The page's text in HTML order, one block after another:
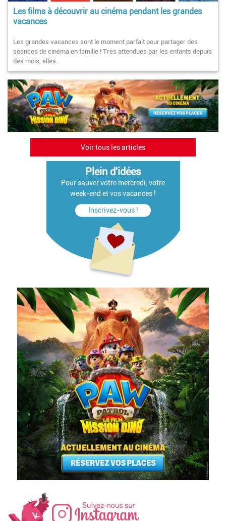
Les films à découvrir au cinéma pendant les grandes
vacances
Les grandes vacances sont le moment parfait pour partager des
séances de cinéma en famille ! Très attendues par les enfants depuis
des mois, elles…
Voir tous les articles
Plein d'idées
Pour sauver votre mercredi, votre
week-end et vos vacances !
Inscrivez-vous !